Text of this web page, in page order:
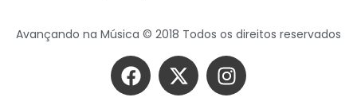
Avançando na Música © 2018 Todos os direitos reservados